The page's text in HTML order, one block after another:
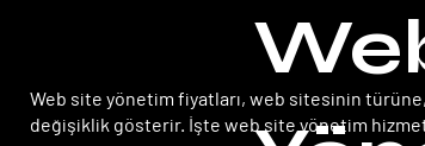
Web site yönetim fiyatları, web sitesinin
değişiklik gösterir. İşte web site yönetim